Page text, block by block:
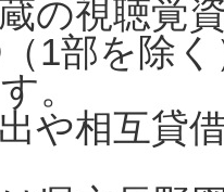
の視聴覚
1部を除
。
や相互貸